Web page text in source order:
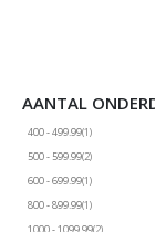
AANTAL
400 - 499.99
Niet geselecteerd: 400 -
1product
500 - 599.99
Niet geselecteerd: 500 -
2producten
600 - 699.99
Niet geselecteerd: 600 -
1product
800 - 899.99
Niet geselecteerd: 800 -
1product
producten